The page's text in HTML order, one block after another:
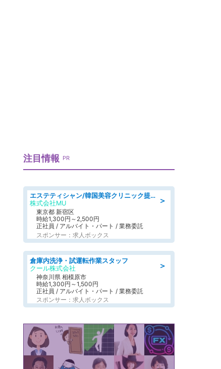
注目情報 PR
＞
エステティシャン/韓国美容クリニック提携サロン
株式会社MU
東京都 新宿区
時給1,300円～2,500円
正社員 / アルバイト・パート / 業務委託
スポンサー：求人ボックス
＞
倉庫内洗浄・試運転作業スタッフ
クール株式会社
神奈川県 相模原市
時給1,300円～1,500円
正社員 / アルバイト・パート / 業務委託
スポンサー：求人ボックス